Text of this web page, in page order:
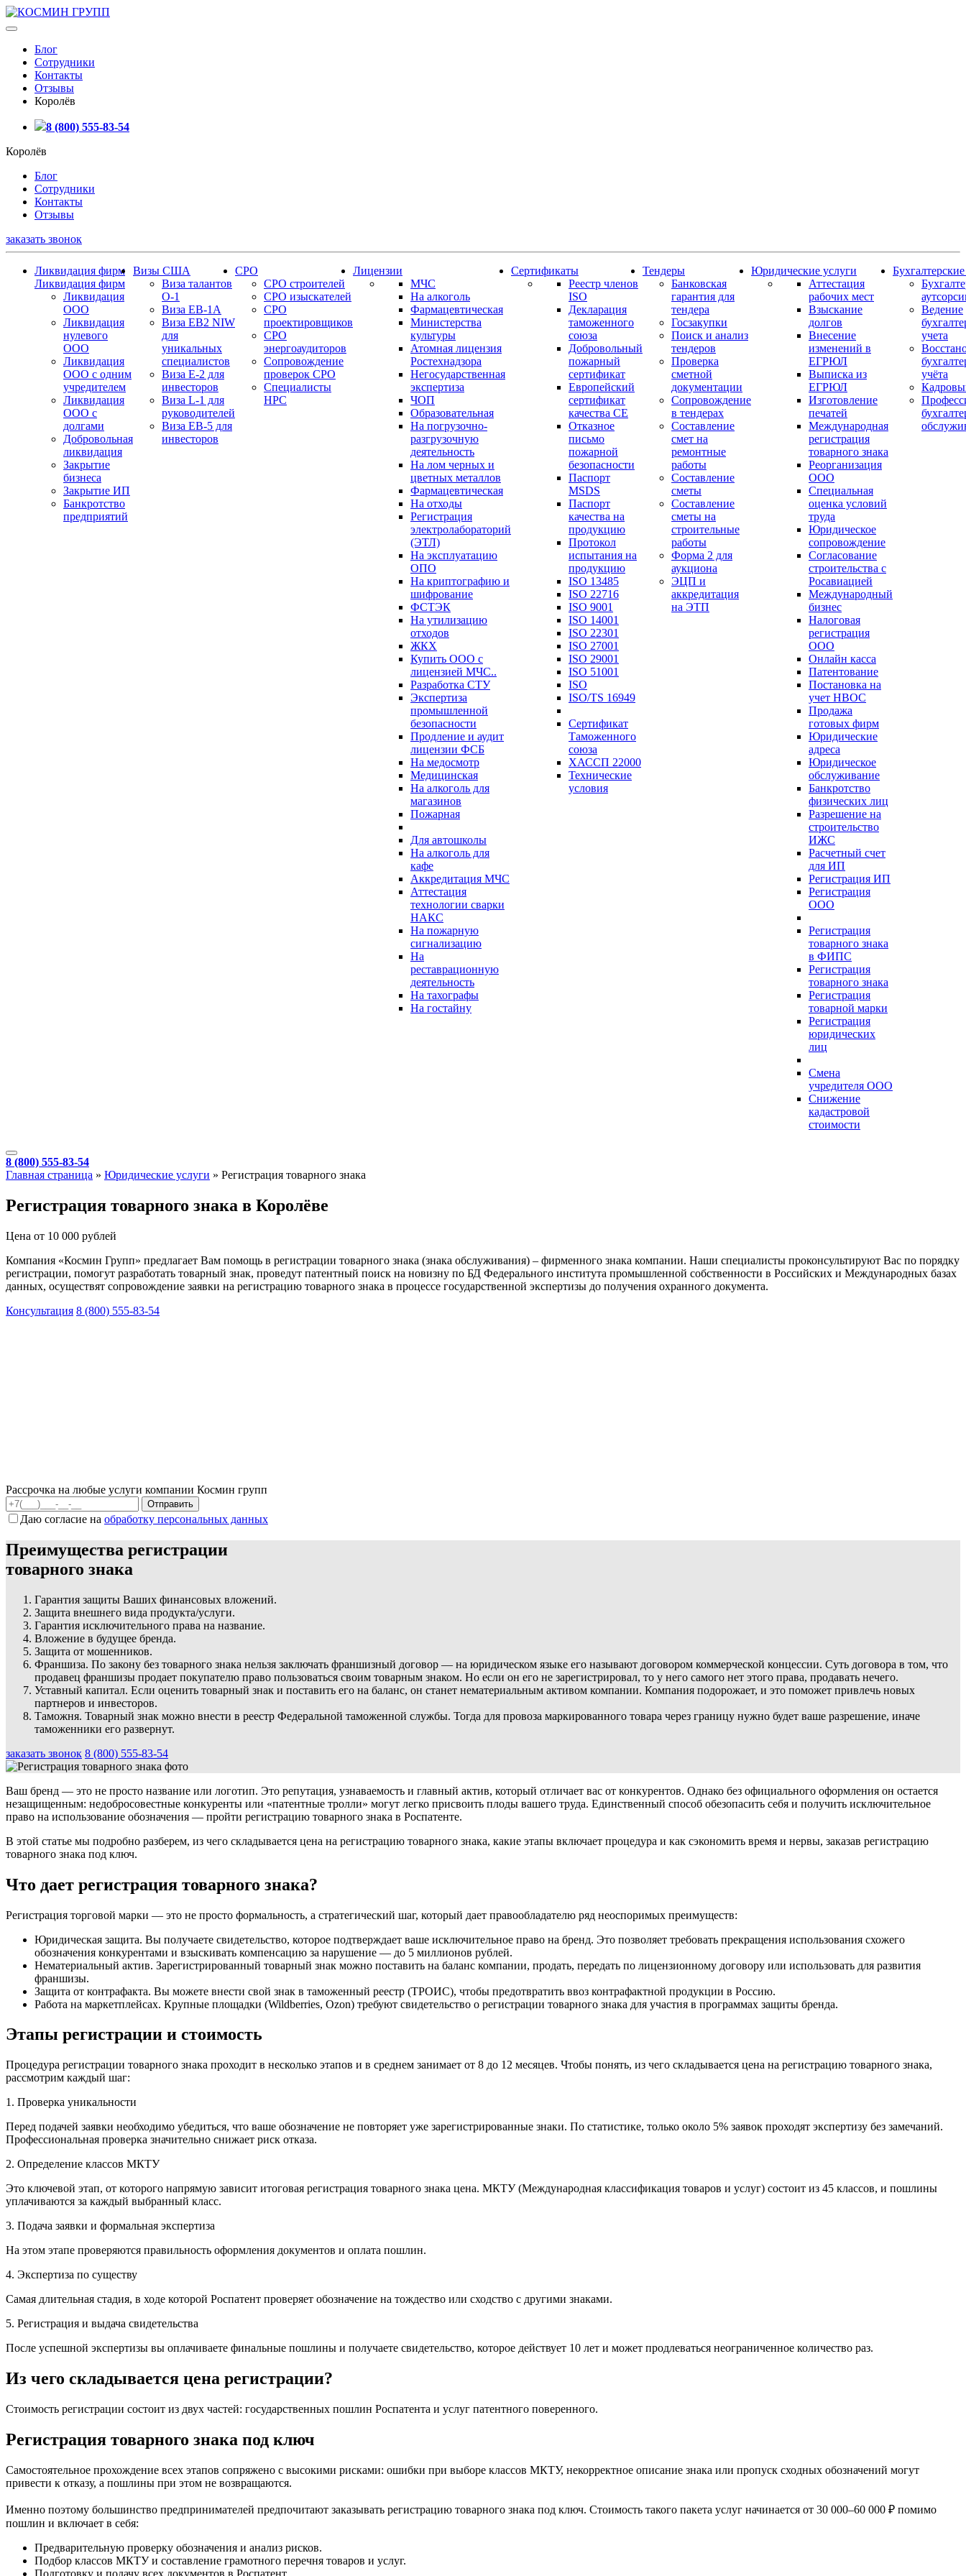
Блог
Сотрудники
Контакты
Отзывы
Королёв
8 (800) 555-83-54
Королёв
Блог
Сотрудники
Контакты
Отзывы
заказать звонок
Ликвидация фирм
Ликвидация фирм
Ликвидация
ООО
Ликвидация
нулевого
ООО
Ликвидация
ООО с одним
учредителем
Ликвидация
ООО с
долгами
Добровольная
ликвидация
Закрытие
бизнеса
Закрытие ИП
Банкротство
предприятий
Визы США
Виза талантов
О-1
Виза EB-1A
Виза EB2 NIW
для
уникальных
специалистов
Виза E-2 для
инвесторов
Виза L-1 для
руководителей
Виза EB-5 для
инвесторов
СРО
СРО строителей
СРО изыскателей
СРО
проектировщиков
СРО
энергоаудиторов
Сопровождение
проверок СРО
Специалисты
НРС
Лицензии
МЧС
На алкоголь
Фармацевтическая
Министерства
культуры
Атомная лицензия
Ростехнадзора
Негосударственная
экспертиза
ЧОП
Образовательная
На погрузочно-
разгрузочную
деятельность
На лом черных и
цветных металлов
Фармацевтическая
На отходы
Регистрация
электролабораторий
(ЭТЛ)
На эксплуатацию
ОПО
На криптографию и
шифрование
ФСТЭК
На утилизацию
отходов
ЖКХ
Купить ООО с
лицензией МЧС..
Разработка СТУ
Экспертиза
промышленной
безопасности
Продление и аудит
лицензии ФСБ
На медосмотр
Медицинская
На алкоголь для
магазинов
Пожарная
Для автошколы
На алкоголь для
кафе
Аккредитация МЧС
Аттестация
технологии сварки
НАКС
На пожарную
сигнализацию
На
реставрационную
деятельность
На тахографы
На гостайну
Сертификаты
Реестр членов
ISO
Декларация
таможенного
союза
Добровольный
пожарный
сертификат
Европейский
сертификат
качества СЕ
Отказное
письмо
пожарной
безопасности
Паспорт
МSDS
Паспорт
качества на
продукцию
Протокол
испытания на
продукцию
ISO 13485
ISO 22716
ISO 9001
ISO 14001
ISO 22301
ISO 27001
ISO 29001
ISO 51001
ISO
ISO/TS 16949
Сертификат
Таможенного
союза
ХАССП 22000
Технические
условия
Тендеры
Банковская
гарантия для
тендера
Госзакупки
Поиск и анализ
тендеров
Проверка
сметной
документации
Сопровождение
в тендерах
Составление
смет на
ремонтные
работы
Составление
сметы
Составление
сметы на
строительные
работы
Форма 2 для
аукциона
ЭЦП и
аккредитация
на ЭТП
Юридические услуги
Аттестация
рабочих мест
Взыскание
долгов
Внесение
изменений в
ЕГРЮЛ
Выписка из
ЕГРЮЛ
Изготовление
печатей
Международная
регистрация
товарного знака
Реорганизация
ООО
Специальная
оценка условий
труда
Юридическое
сопровождение
Согласование
строительства с
Росавиацией
Международный
бизнес
Налоговая
регистрация
ООО
Онлайн касса
Патентование
Постановка на
учет НВОС
Продажа
готовых фирм
Юридические
адреса
Юридическое
обслуживание
Банкротство
физических лиц
Разрешение на
строительство
ИЖС
Расчетный счет
для ИП
Регистрация ИП
Регистрация
ООО
Регистрация
товарного знака
в ФИПС
Регистрация
товарного знака
Регистрация
товарной марки
Регистрация
юридических
лиц
Смена
учредителя ООО
Снижение
кадастровой
стоимости
Ведение
учета
учёта
8 (800) 555-83-54
Главная страница » Юридические услуги » Регистрация товарного знака
Регистрация товарного знака в Королёве
Цена от 10 000 рублей
Компания «Космин Групп» предлагает Вам помощь в регистрации товарного знака (знака обслуживания) – фирменного знака компании. Наши специалисты проконсультируют Вас по порядку
регистрации, помогут разработать товарный знак, проведут патентный поиск на новизну по БД Федерального института промышленной собственности в Российских и Международных базах
данных, осуществят сопровождение заявки на регистрацию товарного знака в процессе государственной экспертизы до получения охранного документа.
Консультация 8 (800) 555-83-54
Рассрочка на любые услуги компании Космин групп
Даю согласие на обработку персональных данных
Преимущества регистрации
товарного знака
Гарантия защиты Ваших финансовых вложений.
Защита внешнего вида продукта/услуги.
Гарантия исключительного права на название.
Вложение в будущее бренда.
Защита от мошенников.
Франшиза. По закону без товарного знака нельзя заключать франшизный договор — на юридическом языке его называют договором коммерческой концессии. Суть договора в том, что
продавец франшизы продает покупателю право пользоваться своим товарным знаком. Но если он его не зарегистрировал, то у него самого нет этого права, продавать нечего.
Уставный капитал. Если оценить товарный знак и поставить его на баланс, он станет нематериальным активом компании. Компания подорожает, и это поможет привлечь новых
партнеров и инвесторов.
Таможня. Товарный знак можно внести в реестр Федеральной таможенной службы. Тогда для провоза маркированного товара через границу нужно будет ваше разрешение, иначе
таможенники его развернут.
заказать звонок 8 (800) 555-83-54
Ваш бренд — это не просто название или логотип. Это репутация, узнаваемость и главный актив, который отличает вас от конкурентов. Однако без официального оформления он остается
незащищенным: недобросовестные конкуренты или «патентные тролли» могут легко присвоить плоды вашего труда. Единственный способ обезопасить себя и получить исключительное
право на использование обозначения — пройти регистрацию товарного знака в Роспатенте.
В этой статье мы подробно разберем, из чего складывается цена на регистрацию товарного знака, какие этапы включает процедура и как сэкономить время и нервы, заказав регистрацию
товарного знака под ключ.
Что дает регистрация товарного знака?
Регистрация торговой марки — это не просто формальность, а стратегический шаг, который дает правообладателю ряд неоспоримых преимуществ:
Юридическая защита. Вы получаете свидетельство, которое подтверждает ваше исключительное право на бренд. Это позволяет требовать прекращения использования схожего
обозначения конкурентами и взыскивать компенсацию за нарушение — до 5 миллионов рублей.
Нематериальный актив. Зарегистрированный товарный знак можно поставить на баланс компании, продать, передать по лицензионному договору или использовать для развития
франшизы.
Защита от контрафакта. Вы можете внести свой знак в таможенный реестр (ТРОИС), чтобы предотвратить ввоз контрафактной продукции в Россию.
Работа на маркетплейсах. Крупные площадки (Wildberries, Ozon) требуют свидетельство о регистрации товарного знака для участия в программах защиты бренда.
Этапы регистрации и стоимость
Процедура регистрации товарного знака проходит в несколько этапов и в среднем занимает от 8 до 12 месяцев. Чтобы понять, из чего складывается цена на регистрацию товарного знака,
рассмотрим каждый шаг:
1. Проверка уникальности
Перед подачей заявки необходимо убедиться, что ваше обозначение не повторяет уже зарегистрированные знаки. По статистике, только около 5% заявок проходят экспертизу без замечаний.
Профессиональная проверка значительно снижает риск отказа.
2. Определение классов МКТУ
Это ключевой этап, от которого напрямую зависит итоговая регистрация товарного знака цена. МКТУ (Международная классификация товаров и услуг) состоит из 45 классов, и пошлины
уплачиваются за каждый выбранный класс.
3. Подача заявки и формальная экспертиза
На этом этапе проверяются правильность оформления документов и оплата пошлин.
4. Экспертиза по существу
Самая длительная стадия, в ходе которой Роспатент проверяет обозначение на тождество или сходство с другими знаками.
5. Регистрация и выдача свидетельства
После успешной экспертизы вы оплачиваете финальные пошлины и получаете свидетельство, которое действует 10 лет и может продлеваться неограниченное количество раз.
Из чего складывается цена регистрации?
Стоимость регистрации состоит из двух частей: государственных пошлин Роспатента и услуг патентного поверенного.
Регистрация товарного знака под ключ
Самостоятельное прохождение всех этапов сопряжено с высокими рисками: ошибки при выборе классов МКТУ, некорректное описание знака или пропуск сходных обозначений могут
привести к отказу, а пошлины при этом не возвращаются.
Именно поэтому большинство предпринимателей предпочитают заказывать регистрацию товарного знака под ключ. Стоимость такого пакета услуг начинается от 30 000–60 000 ₽ помимо
пошлин и включает в себя:
Предварительную проверку обозначения и анализ рисков.
Подбор классов МКТУ и составление грамотного перечня товаров и услуг.
Подготовку и подачу всех документов в Роспатент.